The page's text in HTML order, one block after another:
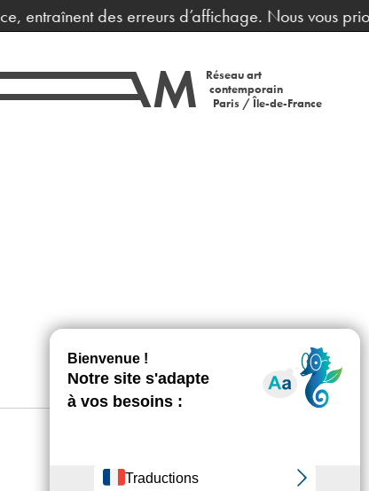
entraînent des erreurs d’affichage. Nous vous
Réseau art
contemporain
Paris / Île-de-France